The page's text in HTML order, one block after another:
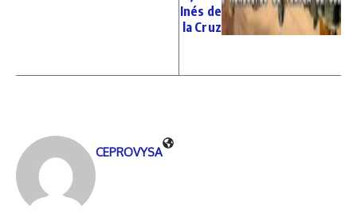
Inés de
la Cruz
CEPROVYSA